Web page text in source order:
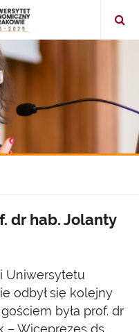
Open
dr hab. Jolanty
Uniwersytetu
odbył się kolejny
była prof. dr
– Wiceprezes ds.